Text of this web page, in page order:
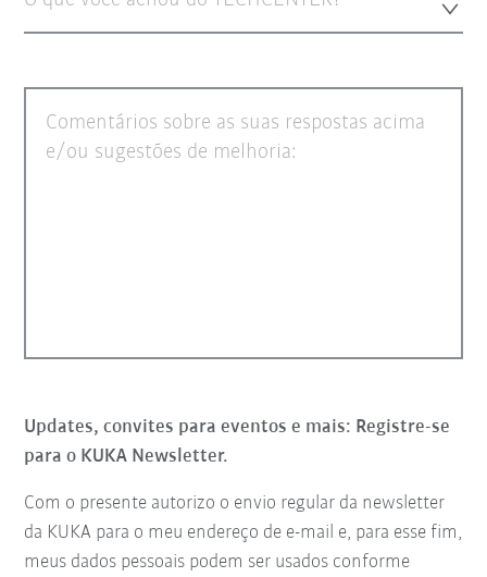
Comentários sobre as suas respostas acima
e/ou sugestões de melhoria:
Updates, convites para eventos e mais: Registre-se
para o KUKA Newsletter.
Com o presente autorizo o envio regular da newsletter
da KUKA para o meu endereço de e-mail e, para esse fim,
meus dados pessoais podem ser usados conforme